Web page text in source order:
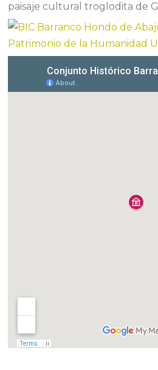
paisaje cultural troglodita de